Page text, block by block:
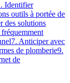
Identifier
outils à portée de
des solutions
7. Anticiper avec
de plomberie9.
de